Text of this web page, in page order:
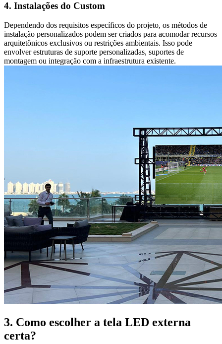
4. Instalações do Custom
Dependendo dos requisitos específicos do projeto, os métodos de
instalação personalizados podem ser criados para acomodar recursos
arquitetônicos exclusivos ou restrições ambientais. Isso pode
envolver estruturas de suporte personalizadas, suportes de
montagem ou integração com a infraestrutura existente.
3. Como escolher a tela LED externa
certa?